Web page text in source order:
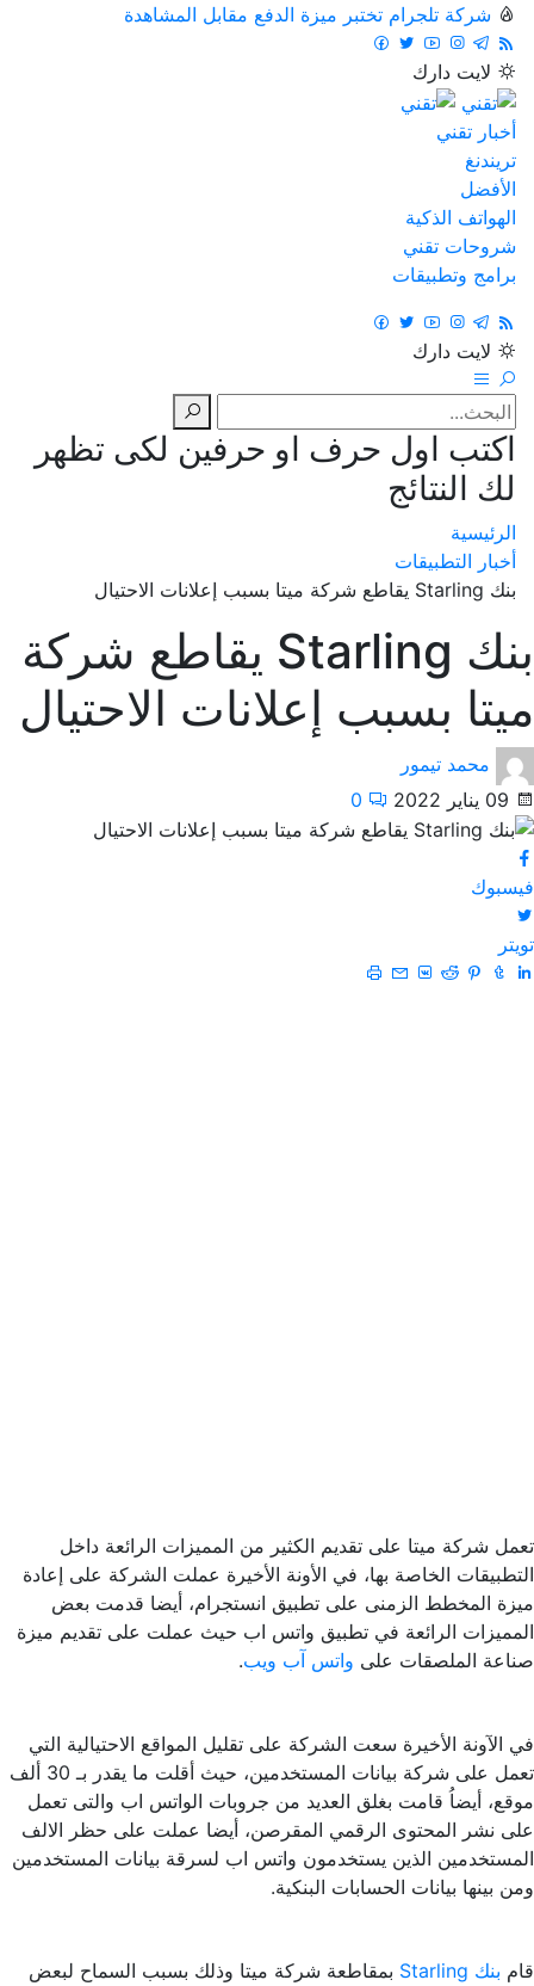
شركة تلجرام تختبر ميزة الدفع مقابل المشاهدة
لايت دارك
أخبار تقني
تريندنغ
الأفضل
الهواتف الذكية
شروحات تقني
برامج وتطبيقات
لايت دارك
اكتب اول حرف او حرفين لكى تظهر
لك النتائج
الرئيسية
أخبار التطبيقات
بنك Starling يقاطع شركة ميتا بسبب إعلانات الاحتيال
بنك Starling يقاطع شركة
ميتا بسبب إعلانات الاحتيال
محمد تيمور
09 يناير 2022
0
فيسبوك
تويتر
تعمل شركة ميتا على تقديم الكثير من المميزات الرائعة داخل
التطبيقات الخاصة بها، في الأونة الأخيرة عملت الشركة على إعادة
ميزة المخطط الزمنى على تطبيق انستجرام، أيضا قدمت بعض
المميزات الرائعة في تطبيق واتس اب حيث عملت على تقديم ميزة
صناعة الملصقات على واتس آب ويب.
في الآونة الأخيرة سعت الشركة على تقليل المواقع الاحتيالية التي
تعمل على شركة بيانات المستخدمين، حيث أقلت ما يقدر بـ 30 ألف
موقع، أيضاُ قامت بغلق العديد من جروبات الواتس اب والتى تعمل
على نشر المحتوى الرقمي المقرصن، أيضا عملت على حظر الالف
المستخدمين الذين يستخدمون واتس اب لسرقة بيانات المستخدمين
ومن بينها بيانات الحسابات البنكية.
قام بنك Starling
بمقاطعة شركة ميتا وذلك بسبب السماح لبعض